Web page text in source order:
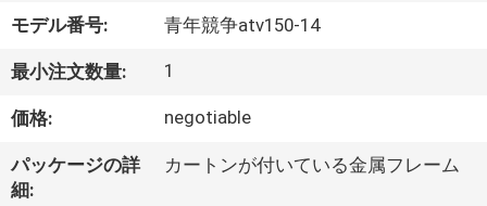
ト
達
に
モデル番号: 青年競争atv150-14
最小注文数量: 1
価格: negotiable
パッケージの詳
細:
カートンが付いている金属フレーム